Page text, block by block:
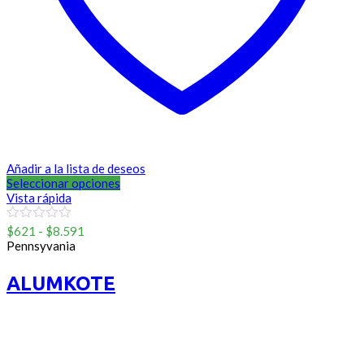
Añadir a la lista de deseos
Seleccionar opciones
Vista rápida
0
out
of
$621 - $8.591
desde
$621
Pennsyvania
ALUMKOTE